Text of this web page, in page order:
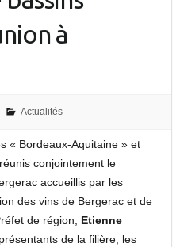
à
Actualités
« Bordeaux-Aquitaine » et
conjointement le
accueillis par les
des vins de Bergerac et de
de région, Etienne
de la filière, les